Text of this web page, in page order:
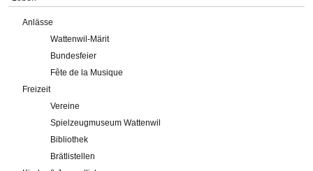
Anlässe
Wattenwil-Märit
Bundesfeier
Fête de la Musique
Freizeit
Vereine
Spielzeugmuseum Wattenwil
Bibliothek
Brätlistellen